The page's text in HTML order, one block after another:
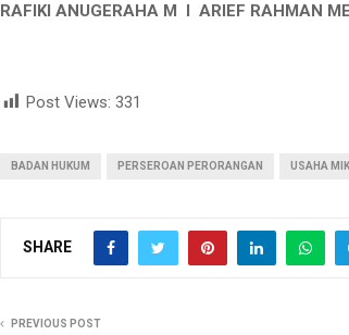
RAFIKI ANUGERAHA M I ARIEF RAHMAN
Post Views: 331
BADAN HUKUM PERSEROAN PERORANGAN USAHA
SHARE
PREVIOUS POST